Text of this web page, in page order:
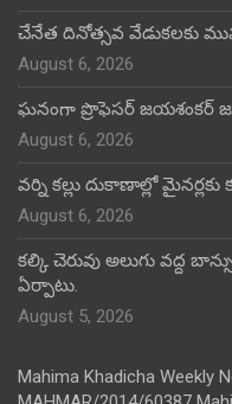
చేనేత దినోత్సవ వేడుకలకు
August 6, 2026
ఘనంగా ప్రొఫెసర్ జయశంకర్
August 6, 2026
వర్ని కల్లు దుకాణాల్లో
August 6, 2026
కల్కి చెరువు అలుగు వద్ద
ఏర్పాటు.
August 5, 2026
Mahima Khadicha Weekly